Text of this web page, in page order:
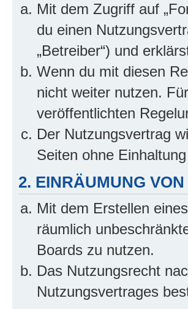
Mit dem Zugriff auf
du einen
„Betreiber“) und
Wenn du mit diesen
nicht weiter nutzen.
veröffentlichten
Der Nutzungsvertrag
Seiten ohne
2. EINRÄUMUNG
Mit dem Erstellen
räumlich
Boards zu nutzen.
Das Nutzungsrecht
Nutzungsvertrages